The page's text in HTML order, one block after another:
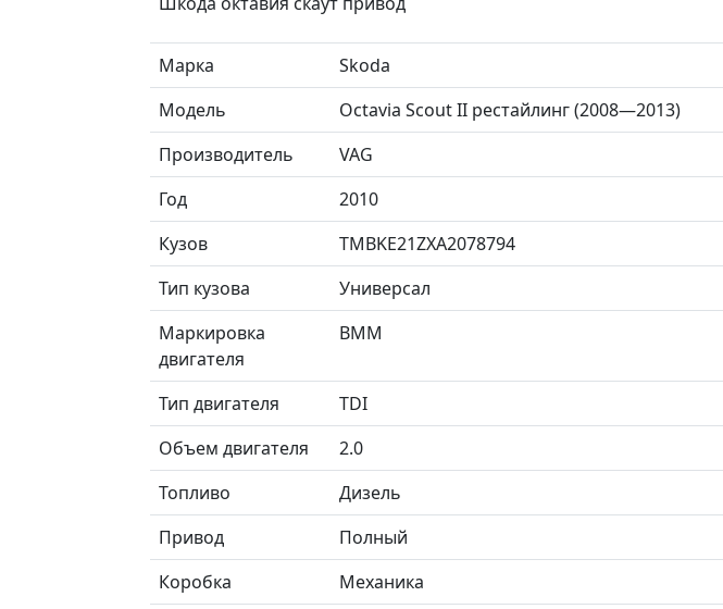
Марка
Skoda
Модель
Octavia Scout II рестайлинг (2008—2013)
Производитель
VAG
Год
2010
Кузов
TMBKE21ZXA2078794
Тип кузова
Универсал
Маркировка
двигателя
BMM
Тип двигателя
TDI
Объем двигателя
2.0
Топливо
Дизель
Привод
Полный
Коробка
Механика